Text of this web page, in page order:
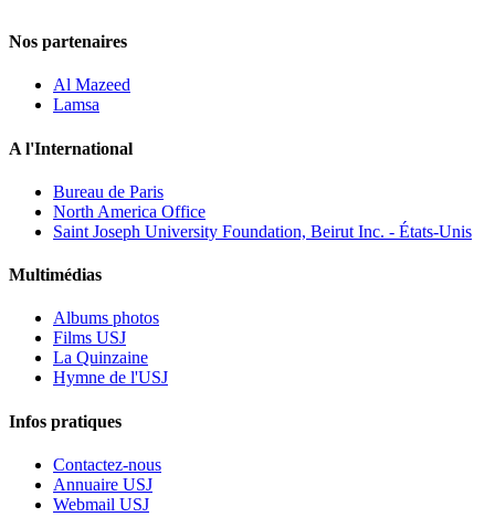
Nos partenaires
Al Mazeed
Lamsa
A l'International
Bureau de Paris
North America Office
Saint Joseph University Foundation, Beirut Inc. - États-Unis
Multimédias
Albums photos
Films USJ
La Quinzaine
Hymne de l'USJ
Infos pratiques
Contactez-nous
Annuaire USJ
Webmail USJ